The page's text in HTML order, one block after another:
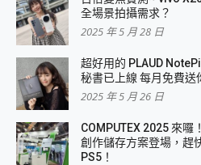
全場景拍攝需求？
2025 年 5 月 28 日
超好用的 PLAUD
秘書已上線 每月免費送
2025 年 5 月 26 日
COMPUTEX 2025 來囉
創作儲存方案登場，趕
PS5！